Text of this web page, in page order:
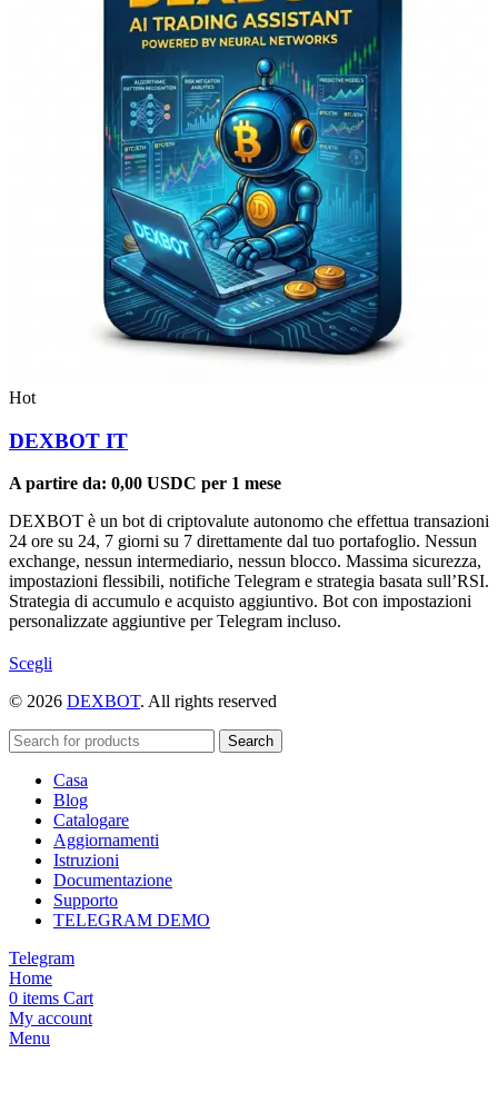
Hot
DEXBOT IT
A partire da: 0,00 USDC per 1 mese
DEXBOT è un bot di criptovalute autonomo che effettua transazioni
24 ore su 24, 7 giorni su 7 direttamente dal tuo portafoglio. Nessun
exchange, nessun intermediario, nessun blocco. Massima sicurezza,
impostazioni flessibili, notifiche Telegram e strategia basata sull’RSI.
Strategia di accumulo e acquisto aggiuntivo. Bot con impostazioni
personalizzate aggiuntive per Telegram incluso.
Scegli
ha
varianti.
opzioni
possono
essere
scelte
nella
pagina
del
prodotto
© 2026 DEXBOT. All rights reserved
Search
Casa
Blog
Catalogare
Aggiornamenti
Istruzioni
Documentazione
Supporto
TELEGRAM DEMO
Telegram
Home
0 items Cart
My account
Menu